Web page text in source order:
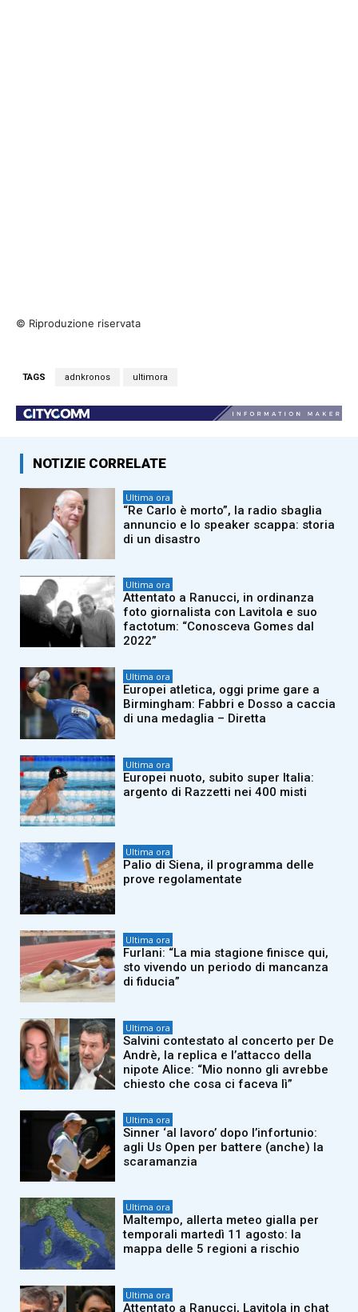
© Riproduzione riservata
TAGS adnkronos ultimora
NOTIZIE CORRELATE
Ultima ora
“Re Carlo è morto”, la radio sbaglia
annuncio e lo speaker scappa: storia
di un disastro
Ultima ora
Attentato a Ranucci, in ordinanza
foto giornalista con Lavitola e suo
factotum: “Conosceva Gomes dal
2022”
Ultima ora
Europei atletica, oggi prime gare a
Birmingham: Fabbri e Dosso a caccia
di una medaglia – Diretta
Ultima ora
Europei nuoto, subito super Italia:
argento di Razzetti nei 400 misti
Ultima ora
Palio di Siena, il programma delle
prove regolamentate
Ultima ora
Furlani: “La mia stagione finisce qui,
sto vivendo un periodo di mancanza
di fiducia”
Ultima ora
Salvini contestato al concerto per De
Andrè, la replica e l’attacco della
nipote Alice: “Mio nonno gli avrebbe
chiesto che cosa ci faceva lì”
Ultima ora
Sinner ‘al lavoro’ dopo l’infortunio:
agli Us Open per battere (anche) la
scaramanzia
Ultima ora
Maltempo, allerta meteo gialla per
temporali martedì 11 agosto: la
mappa delle 5 regioni a rischio
Ultima ora
Attentato a Ranucci, Lavitola in chat